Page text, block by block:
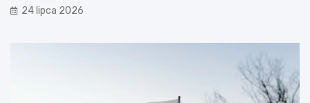
24 lipca 2026